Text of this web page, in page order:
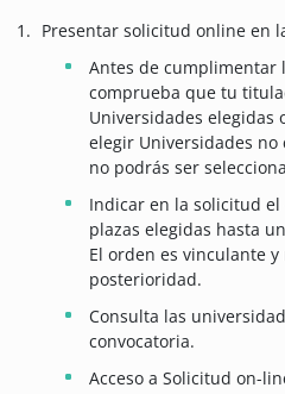
Presentar solicitud online en
Antes de cumplimentar
comprueba que tu
Universidades elegidas
elegir Universidades
no podrás ser
Indicar en la solicitud
plazas elegidas hasta
El orden es vinculante
posterioridad.
Consulta las
convocatoria.
Acceso a Solicitud on-